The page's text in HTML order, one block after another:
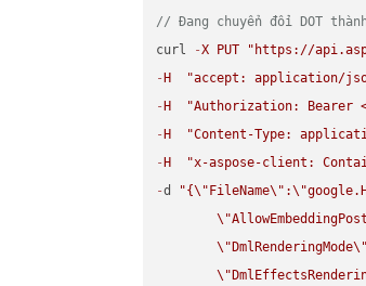
// Đang chuyển đổi DOT thành
curl
-X PUT
"https://
- H
"accept: application/
- H
"Authorization: Bearer
- H
"Content-Type:
- H
"x-aspose-client:
-d "{\" FileName\" :\"
\"
\" DmlRenderingMode\"
\"